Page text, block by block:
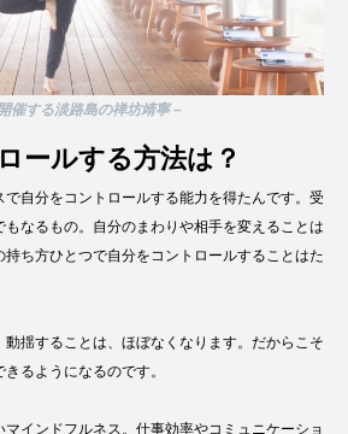
催する淡路島の禅坊靖寧 –
ールする方法は？
で自分をコントロールする能力を得たんです。受
なるもの。自分のまわりや相手を変えることは
ち方ひとつで自分をコントロールすることはた
揺することは、ほぼなくなります。だからこそ
るようになるのです。
インドフルネス。仕事効率やコミュニケーショ